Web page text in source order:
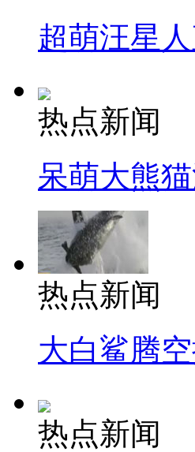
超萌汪星
热点新闻
呆萌大熊
热点新闻
大白鲨腾
热点新闻